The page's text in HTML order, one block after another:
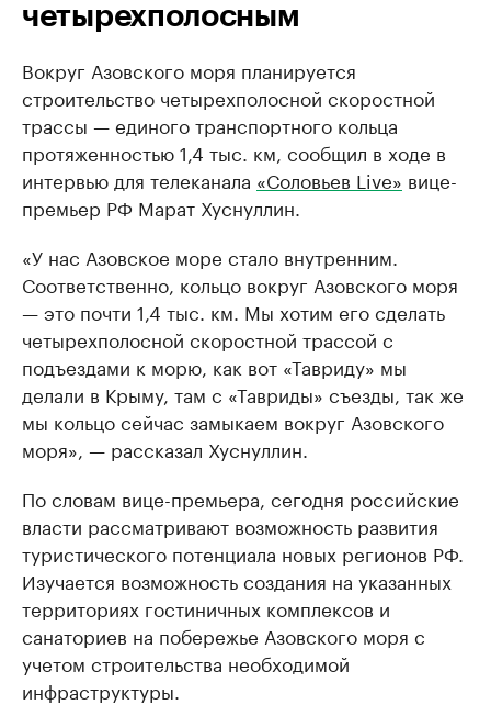
четырехполосным
Вокруг Азовского моря планируется
строительство четырехполосной скоростной
трассы — единого транспортного кольца
протяженностью 1,4 тыс. км, сообщил в ходе в
интервью для телеканала «Соловьев Live» вице-
премьер РФ Марат Хуснуллин.
«У нас Азовское море стало внутренним.
Соответственно, кольцо вокруг Азовского моря
— это почти 1,4 тыс. км. Мы хотим его сделать
четырехполосной скоростной трассой с
подъездами к морю, как вот «Тавриду» мы
делали в Крыму, там с «Тавриды» съезды, так же
мы кольцо сейчас замыкаем вокруг Азовского
моря», — рассказал Хуснуллин.
По словам вице-премьера, сегодня российские
власти рассматривают возможность развития
туристического потенциала новых регионов РФ.
Изучается возможность создания на указанных
территориях гостиничных комплексов и
санаториев на побережье Азовского моря с
учетом строительства необходимой
инфраструктуры.